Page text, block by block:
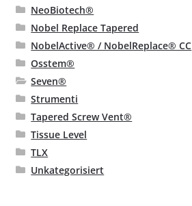
NeoBiotech®
Nobel Replace Tapered
NobelActive® / NobelReplace® CC
Osstem®
Seven®
Strumenti
Tapered Screw Vent®
Tissue Level
TLX
Unkategorisiert